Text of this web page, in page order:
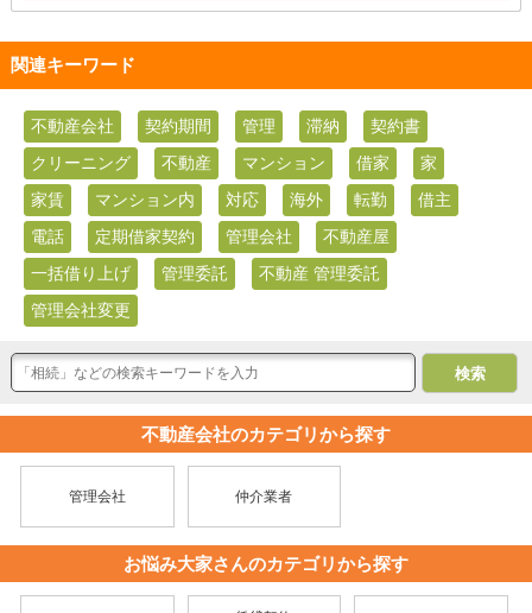
関連キーワード
不動産会社 契約期間 管理 滞納
契約書
クリーニング
不動産 マンション 借家
家
家賃
マンション内 対応 海外 転勤
借主
電話
定期借家契約 管理会社
不動産屋
一括借り上げ
管理委託
不動産 管理委託
管理会社変更
不動産会社のカテゴリから探す
管理会社 仲介業者
お悩み大家さんのカテゴリから探す